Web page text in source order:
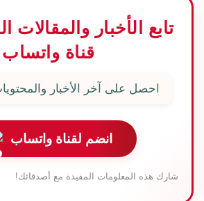
تابع الأخبار
قناة واتساب
احصل على آخر الأخبار
انضم لقناة واتساب
شارك هذه المعلومات المفيدة مع أصدقائك!